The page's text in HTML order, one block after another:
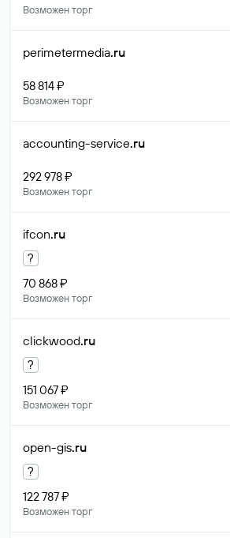
Возможен торг
perimetermedia.ru
58 814 ₽
Возможен торг
accounting-service.ru
292 978 ₽
Возможен торг
ifcon.ru
?
70 868 ₽
Возможен торг
clickwood.ru
?
151 067 ₽
Возможен торг
open-gis.ru
?
122 787 ₽
Возможен торг